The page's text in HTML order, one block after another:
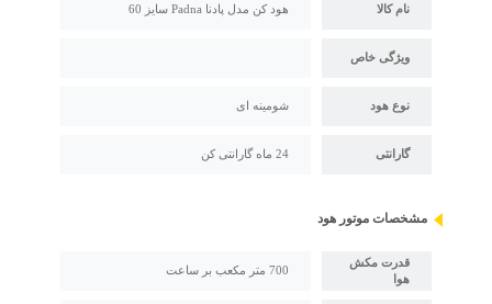
نام کالا هود کن مدل پادنا Padna سایز 60
ویژگی خاص
نوع هود شومینه ای
گارانتی 24 ماه گارانتی کن
مشخصات موتور هود
قدرت مکش
هوا
700 متر مکعب بر ساعت